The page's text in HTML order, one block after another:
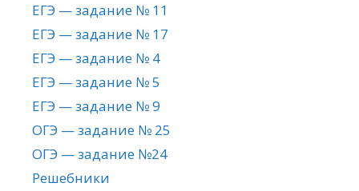
ЕГЭ — задание № 11
ЕГЭ — задание № 17
ЕГЭ — задание № 4
ЕГЭ — задание № 5
ЕГЭ — задание № 9
ОГЭ — задание № 25
ОГЭ — задание №24
Решебники